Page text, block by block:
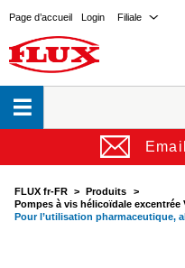
Filiale
Login
Page d’accueil
FLUX fr-FR
Produits
Pompes à vis hélicoïdale excentrée
Pour l’utilisation pharmaceutique,